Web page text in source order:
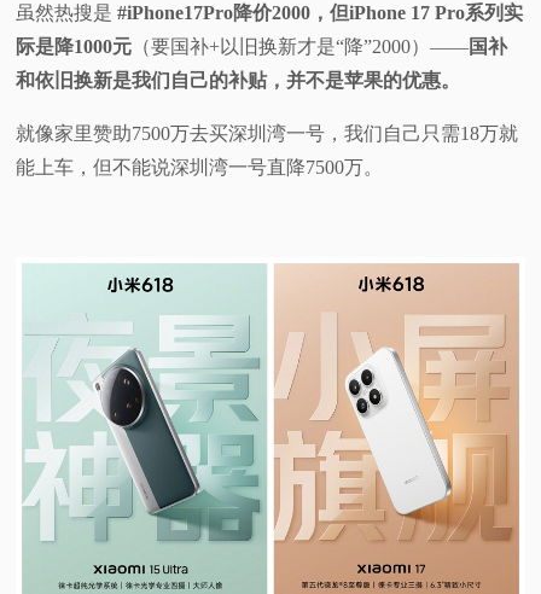
虽然热搜是#iPhone17Pro降价2000，但iPhone 17 Pro系列实
际是降1000元 （要国补+以旧换新才是“降”2000）——国补
和依旧换新是我们自己的补贴，并不是苹果的优惠。
就像家里赞助7500万去买深圳湾一号，我们自己只需18万就
能上车，但不能说深圳湾一号直降7500万。